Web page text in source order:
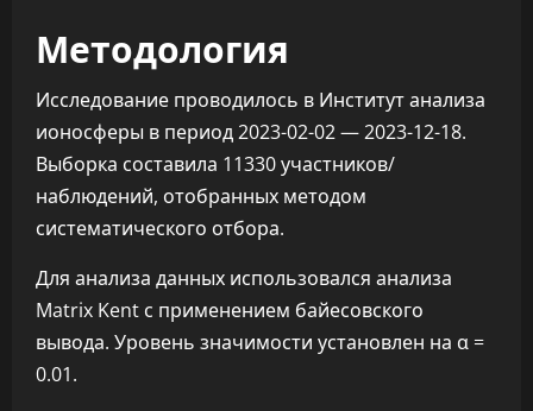
Методология
Исследование проводилось в Институт анализа
ионосферы в период 2023-02-02 — 2023-12-18.
Выборка составила 11330 участников/
наблюдений, отобранных методом
систематического отбора.
Для анализа данных использовался анализа
Matrix Kent с применением байесовского
вывода. Уровень значимости установлен на α =
0.01.